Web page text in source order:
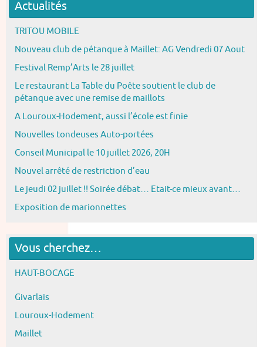
Actualités
TRITOU MOBILE
Nouveau club de pétanque à Maillet: AG Vendredi 07 Aout
Festival Remp’Arts le 28 juillet
Le restaurant La Table du Poête soutient le club de
pétanque avec une remise de maillots
A Louroux-Hodement, aussi l’école est finie
Nouvelles tondeuses Auto-portées
Conseil Municipal le 10 juillet 2026, 20H
Nouvel arrêté de restriction d’eau
Le jeudi 02 juillet !! Soirée débat… Etait-ce mieux avant…
Exposition de marionnettes
Vous cherchez…
HAUT-BOCAGE
Givarlais
Louroux-Hodement
Maillet